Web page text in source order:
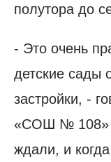
полутора до
- Это очень
детские сады
застройки, -
«СОШ № 108»
ждали, и